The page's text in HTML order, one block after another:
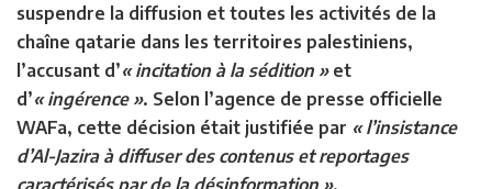
suspendre la diffusion et toutes les activités de la
chaîne qatarie dans les territoires palestiniens,
l’accusant d’« incitation à la sédition »et
d’« ingérence ». Selon l’agence de presse officielle
WAFa, cette décision était justifiée par « l’insistance
d’Al-Jazira à diffuser des contenus et reportages
caractérisés par de la désinformation ».